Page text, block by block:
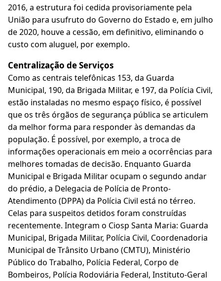
2016, a estrutura foi cedida provisoriamente pela
União para usufruto do Governo do Estado e, em julho
de 2020, houve a cessão, em definitivo, eliminando o
custo com aluguel, por exemplo.
Centralização de Serviços
Como as centrais telefônicas 153, da Guarda
Municipal, 190, da Brigada Militar, e 197, da Polícia Civil,
estão instaladas no mesmo espaço físico, é possível
que os três órgãos de segurança pública se articulem
da melhor forma para responder às demandas da
população. É possível, por exemplo, a troca de
informações operacionais em meio a ocorrências para
melhores tomadas de decisão. Enquanto Guarda
Municipal e Brigada Militar ocupam o segundo andar
do prédio, a Delegacia de Polícia de Pronto-
Atendimento (DPPA) da Polícia Civil está no térreo.
Celas para suspeitos detidos foram construídas
recentemente. Integram o Ciosp Santa Maria: Guarda
Municipal, Brigada Militar, Polícia Civil, Coordenadoria
Municipal de Trânsito Urbano (CMTU), Ministério
Público do Trabalho, Polícia Federal, Corpo de
Bombeiros, Polícia Rodoviária Federal, Instituto-Geral